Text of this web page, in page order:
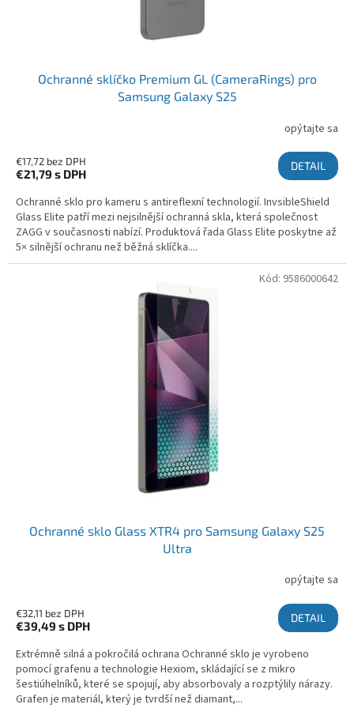
Ochranné sklíčko Premium GL (CameraRings) pro
Samsung Galaxy S25
opýtajte sa
€17,72 bez DPH
€21,79 s DPH
DETAIL
Ochranné sklo pro kameru s antireflexní technologií. InvsibleShield
Glass Elite patří mezi nejsilnější ochranná skla, která společnost
ZAGG v současnosti nabízí. Produktová řada Glass Elite poskytne až
5× silnější ochranu než běžná sklíčka....
Ochranné sklo Glass XTR4 pro Samsung Galaxy S25
Ultra
opýtajte sa
€32,11 bez DPH
€39,49 s DPH
DETAIL
Extrémně silná a pokročilá ochrana Ochranné sklo je vyrobeno
pomocí grafenu a technologie Hexiom, skládající se z mikro
šestiúhelníků, které se spojují, aby absorbovaly a rozptýlily nárazy.
Grafen je materiál, který je tvrdší než diamant,...
Kód: 9586000642